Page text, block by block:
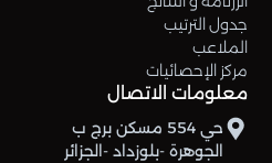
جدول الترتيب
الملاعب
مركز الإحصائيات
معلومات الاتصال
حي 554 مسكن برج ب
الجوهرة -بلوزداد -الجزائر